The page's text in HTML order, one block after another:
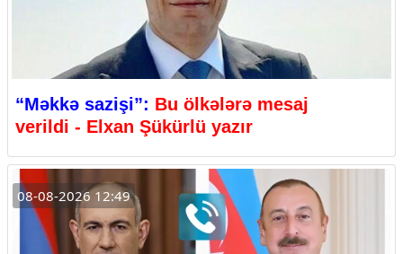
“Məkkə sazişi”: Bu ölkələrə mesaj
verildi - Elxan Şükürlü yazır
08-08-2026 12:49